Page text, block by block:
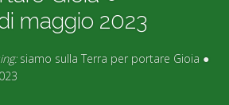
maggio 2023
siamo sulla Terra per portare Gioia ●